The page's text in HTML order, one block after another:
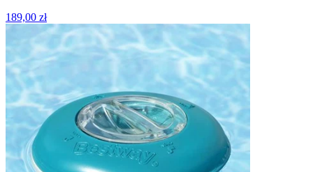
189,00 zł